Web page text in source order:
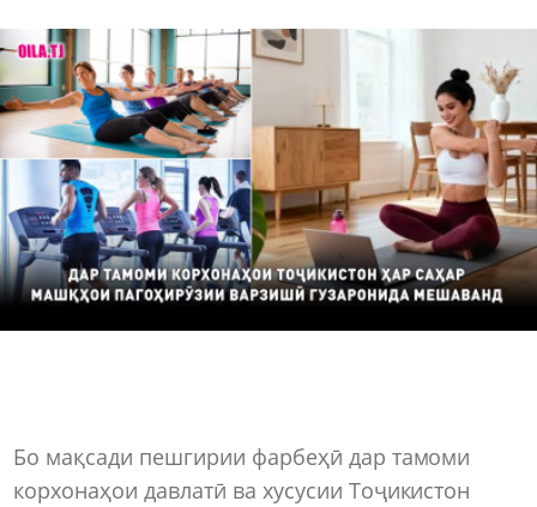
Бо мақсади пешгирии фарбеҳӣ дар тамоми
корхонаҳои давлатӣ ва хусусии Тоҷикистон